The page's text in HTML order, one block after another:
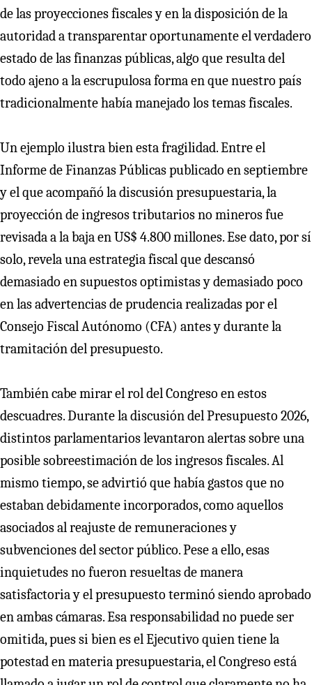
de las proyecciones fiscales y en la disposición de la
autoridad a transparentar oportunamente el verdadero
estado de las finanzas públicas, algo que resulta del
todo ajeno a la escrupulosa forma en que nuestro país
tradicionalmente había manejado los temas fiscales.
Un ejemplo ilustra bien esta fragilidad. Entre el
Informe de Finanzas Públicas publicado en septiembre
y el que acompañó la discusión presupuestaria, la
proyección de ingresos tributarios no mineros fue
revisada a la baja en US$ 4.800 millones. Ese dato, por sí
solo, revela una estrategia fiscal que descansó
demasiado en supuestos optimistas y demasiado poco
en las advertencias de prudencia realizadas por el
Consejo Fiscal Autónomo (CFA) antes y durante la
tramitación del presupuesto.
También cabe mirar el rol del Congreso en estos
descuadres. Durante la discusión del Presupuesto 2026,
distintos parlamentarios levantaron alertas sobre una
posible sobreestimación de los ingresos fiscales. Al
mismo tiempo, se advirtió que había gastos que no
estaban debidamente incorporados, como aquellos
asociados al reajuste de remuneraciones y
subvenciones del sector público. Pese a ello, esas
inquietudes no fueron resueltas de manera
satisfactoria y el presupuesto terminó siendo aprobado
en ambas cámaras. Esa responsabilidad no puede ser
omitida, pues si bien es el Ejecutivo quien tiene la
potestad en materia presupuestaria, el Congreso está